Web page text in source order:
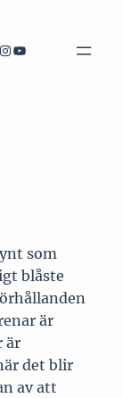
Instagram
YouTube
som
blåste
är
är
det blir
av att